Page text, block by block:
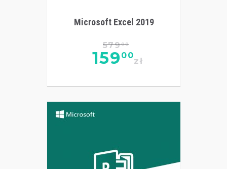
Microsoft Excel 2019
57900
159 00
zł